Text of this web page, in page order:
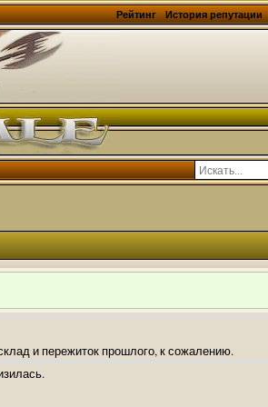
История репутации
Рейтинг
и пережиток прошлого, к сожалению.